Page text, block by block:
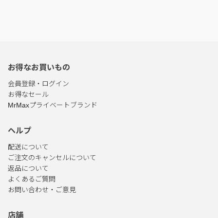
お得なお買いもの
会員登録・ログイン
お得なセール
MrMaxプライベートブランド
ヘルプ
配送について
ご注文のキャンセルについて
返品について
よくあるご質問
お問い合わせ・ご意見
店舗